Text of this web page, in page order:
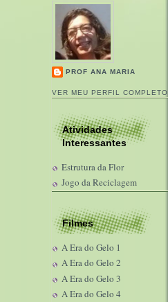
PROF ANA MARIA
VER MEU PERFIL COMPLETO
Atividades
Interessantes
Estrutura da Flor
Jogo da Reciclagem
Filmes
A Era do Gelo 1
A Era do Gelo 2
A Era do Gelo 3
A Era do Gelo 4